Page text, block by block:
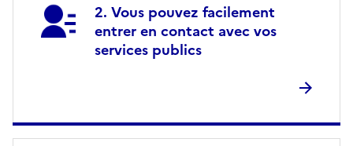
Vous pouvez facilement
entrer en contact avec vos
services publics